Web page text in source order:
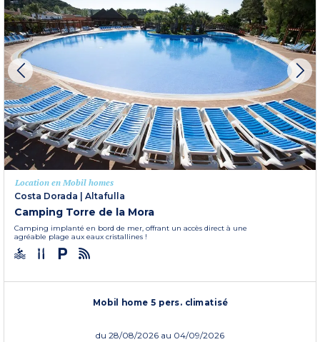
Location en Mobil homes
Costa Dorada | Altafulla
Camping Torre de la Mora
Camping implanté en bord de mer, offrant un accès direct à une
agréable plage aux eaux cristallines !
Mobil home 5 pers. climatisé
du 28/08/2026 au 04/09/2026